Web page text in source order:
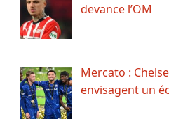
devance l’OM
Mercato :
envisagent un